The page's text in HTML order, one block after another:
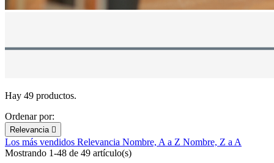
Hay 49 productos.
Ordenar por:
Relevancia 
Los más vendidos Relevancia Nombre, A a Z Nombre, Z a A
Mostrando 1-48 de 49 artículo(s)